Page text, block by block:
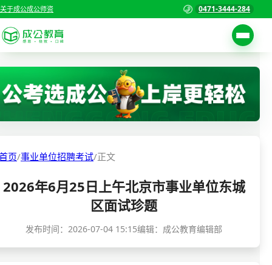
关于成公成公师资 0471-3444-284
考试公告
职位表
准考证打印
成绩查询
分数线
首页
国家公务员考试
三支一扶考试
警察/辅警考试
页/事业单位招聘考试/正文
2026年6月25日上午北京市事业单位东城
区面试珍题
发布时间： 2026-07-04 15:15编辑：成公教育编辑部